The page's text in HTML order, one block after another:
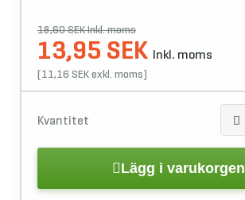
18,60 SEK Inkl. moms
13,95 SEK Inkl. moms
(11,16 SEK exkl. moms)
Kvantitet
Lägg i varukorgen